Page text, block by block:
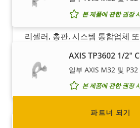
본 제품에 관한 권장
AXIS TP3602 1/2"
일부 AXIS M32 및
본 제품에 관한 권장
파트너 되기
리셀러, 총판, 시스템 통합업체
두고 있습니다. 이 중 하나가 되
요!
파트너 되기